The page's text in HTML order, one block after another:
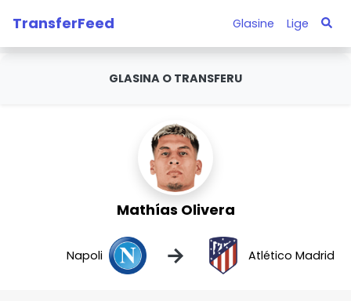
TransferFeed Glasine Lige
GLASINA O TRANSFERU
Mathías Olivera
Napoli → Atlético Madrid